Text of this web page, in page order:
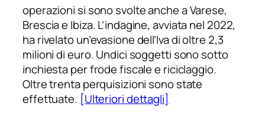
operazioni si sono svolte anche a Varese,
Brescia e Ibiza. L’indagine, avviata nel 2022,
ha rivelato un’evasione dell’Iva di oltre 2,3
milioni di euro. Undici soggetti sono sotto
inchiesta per frode fiscale e riciclaggio.
Oltre trenta perquisizioni sono state
effettuate. [Ulteriori dettagli]